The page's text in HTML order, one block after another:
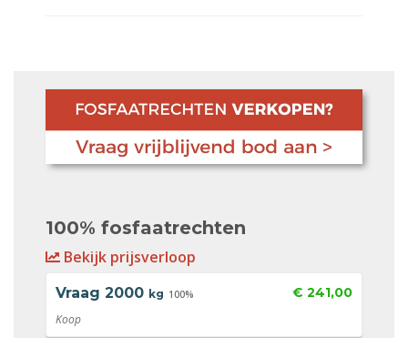
100% fosfaatrechten
Bekijk prijsverloop
Vraag 2000 kg 100% € 241,00
Koop